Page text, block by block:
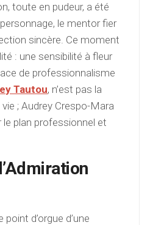
toute en pudeur, a été
le mentor fier
sincère. Ce moment
: une sensibilité à fleur
de professionnalisme
Tautou, n’est pas la
; Audrey Crespo-Mara
le plan professionnel et
d’orgue d’une